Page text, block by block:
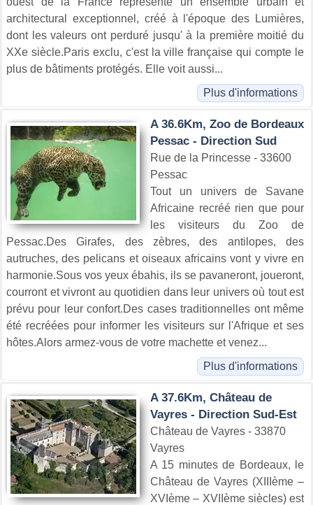
architectural exceptionnel, créé à l'époque des Lumières,
dont les valeurs ont perduré jusqu' à la première moitié du
XXe siècle.Paris exclu, c'est la ville française qui compte le
plus de bâtiments protégés. Elle voit aussi...
Plus d'informations
A 36.6Km, Zoo de Bordeaux
Pessac - Direction Sud
Rue de la Princesse - 33600
Pessac
Tout un univers de Savane
Africaine recréé rien que pour
les visiteurs du Zoo de
Pessac.Des Girafes, des zèbres, des antilopes, des
autruches, des pelicans et oiseaux africains vont y vivre en
harmonie.Sous vos yeux ébahis, ils se pavaneront, joueront,
courront et vivront au quotidien dans leur univers où tout est
prévu pour leur confort.Des cases traditionnelles ont même
été recréées pour informer les visiteurs sur l'Afrique et ses
hôtes.Alors armez-vous de votre machette et venez...
Plus d'informations
A 37.6Km, Château de
Vayres - Direction Sud-Est
Château de Vayres - 33870
Vayres
A 15 minutes de Bordeaux, le
Château de Vayres (XIIIème –
XVIème – XVIIème siècles) est